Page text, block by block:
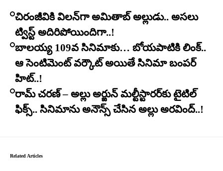
చిరంజీవికి విలన్‌గా అమితాబ్ అల్లుడు.. అసలు
ట్విస్ట్ అదిరిపోయిందిగా..!
బాలయ్య 109వ సినిమాకు… బోయపాటికి లింక్..
ఆ సెంటిమెంట్ వర్కౌట్ అయితే సినిమా బంపర్
హిట్..!
రామ్ చరణ్ – అల్లు అర్జున్ మల్టీస్టారర్​కు టైటిల్
ఫిక్స్.. సినిమాను అనౌన్స్ చేసిన అల్లు అరవింద్..!
Related Articles